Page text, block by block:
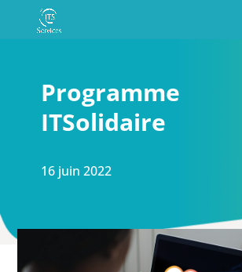
Programme
ITSolidaire
16 juin 2022